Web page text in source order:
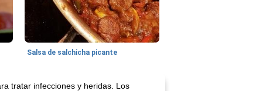
Salsa de salchicha picante
tratar infecciones y heridas. Los